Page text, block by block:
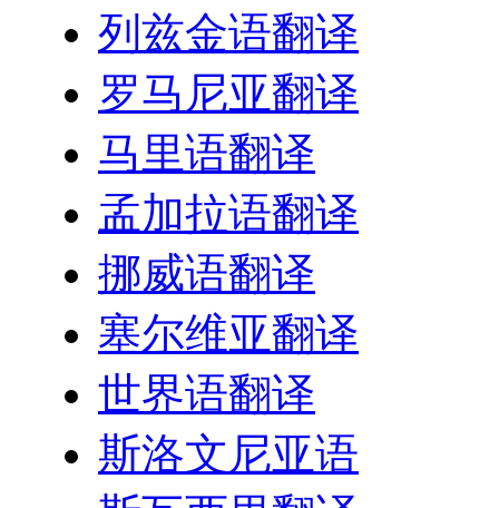
列兹金语翻译
罗马尼亚翻译
马里语翻译
孟加拉语翻译
挪威语翻译
塞尔维亚翻译
世界语翻译
斯洛文尼亚语